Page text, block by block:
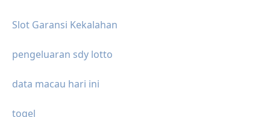
Slot Garansi Kekalahan
pengeluaran sdy lotto
data macau hari ini
togel